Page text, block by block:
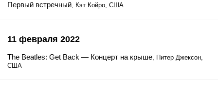
Первый встречный, Кэт Койро, США
11 февраля 2022
The Beatles: Get Back — Концерт на крыше, Питер Джексон,
США